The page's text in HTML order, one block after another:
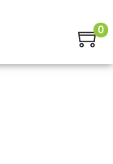
0